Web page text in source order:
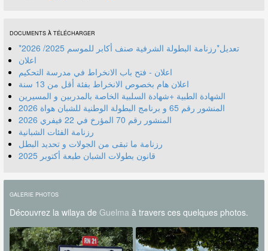
DOCUMENTS À TÉLÉCHARGER
*تعديل*رزنامة البطولة الشرفية صنف أكابر للموسم 2025/ 2026
اعلان
اعلان - فتح باب الانخراط في مدرسة التحكيم
اعلان هام بخصوص الانخراط بفئة أقل من 13 سنة
الشهادة الطبية +شهادة السلبية الخاصة بالمدربين و المسيرين
المنشور رقم 70 المؤرخ في 22 فيفري 2026
رزنامة الفئات الشبانية
رزنامة ما تبقى من الجولات و تحديد البطل
قانون بطولات الشبان طبعة أكتوبر 2025
GALERIE PHOTOS
Découvrez la wilaya de Guelmaà travers ces quelques photos.